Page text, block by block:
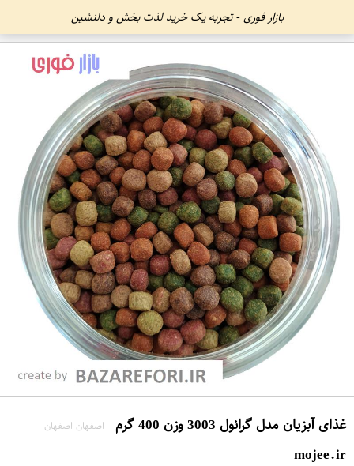
بازار فوری - تجربه یک خرید لذت بخش و دلنشین
غذای آبزیان مدل گرانول 3003 وزن 400 گرم اصفهان اصفهان
mojee.ir